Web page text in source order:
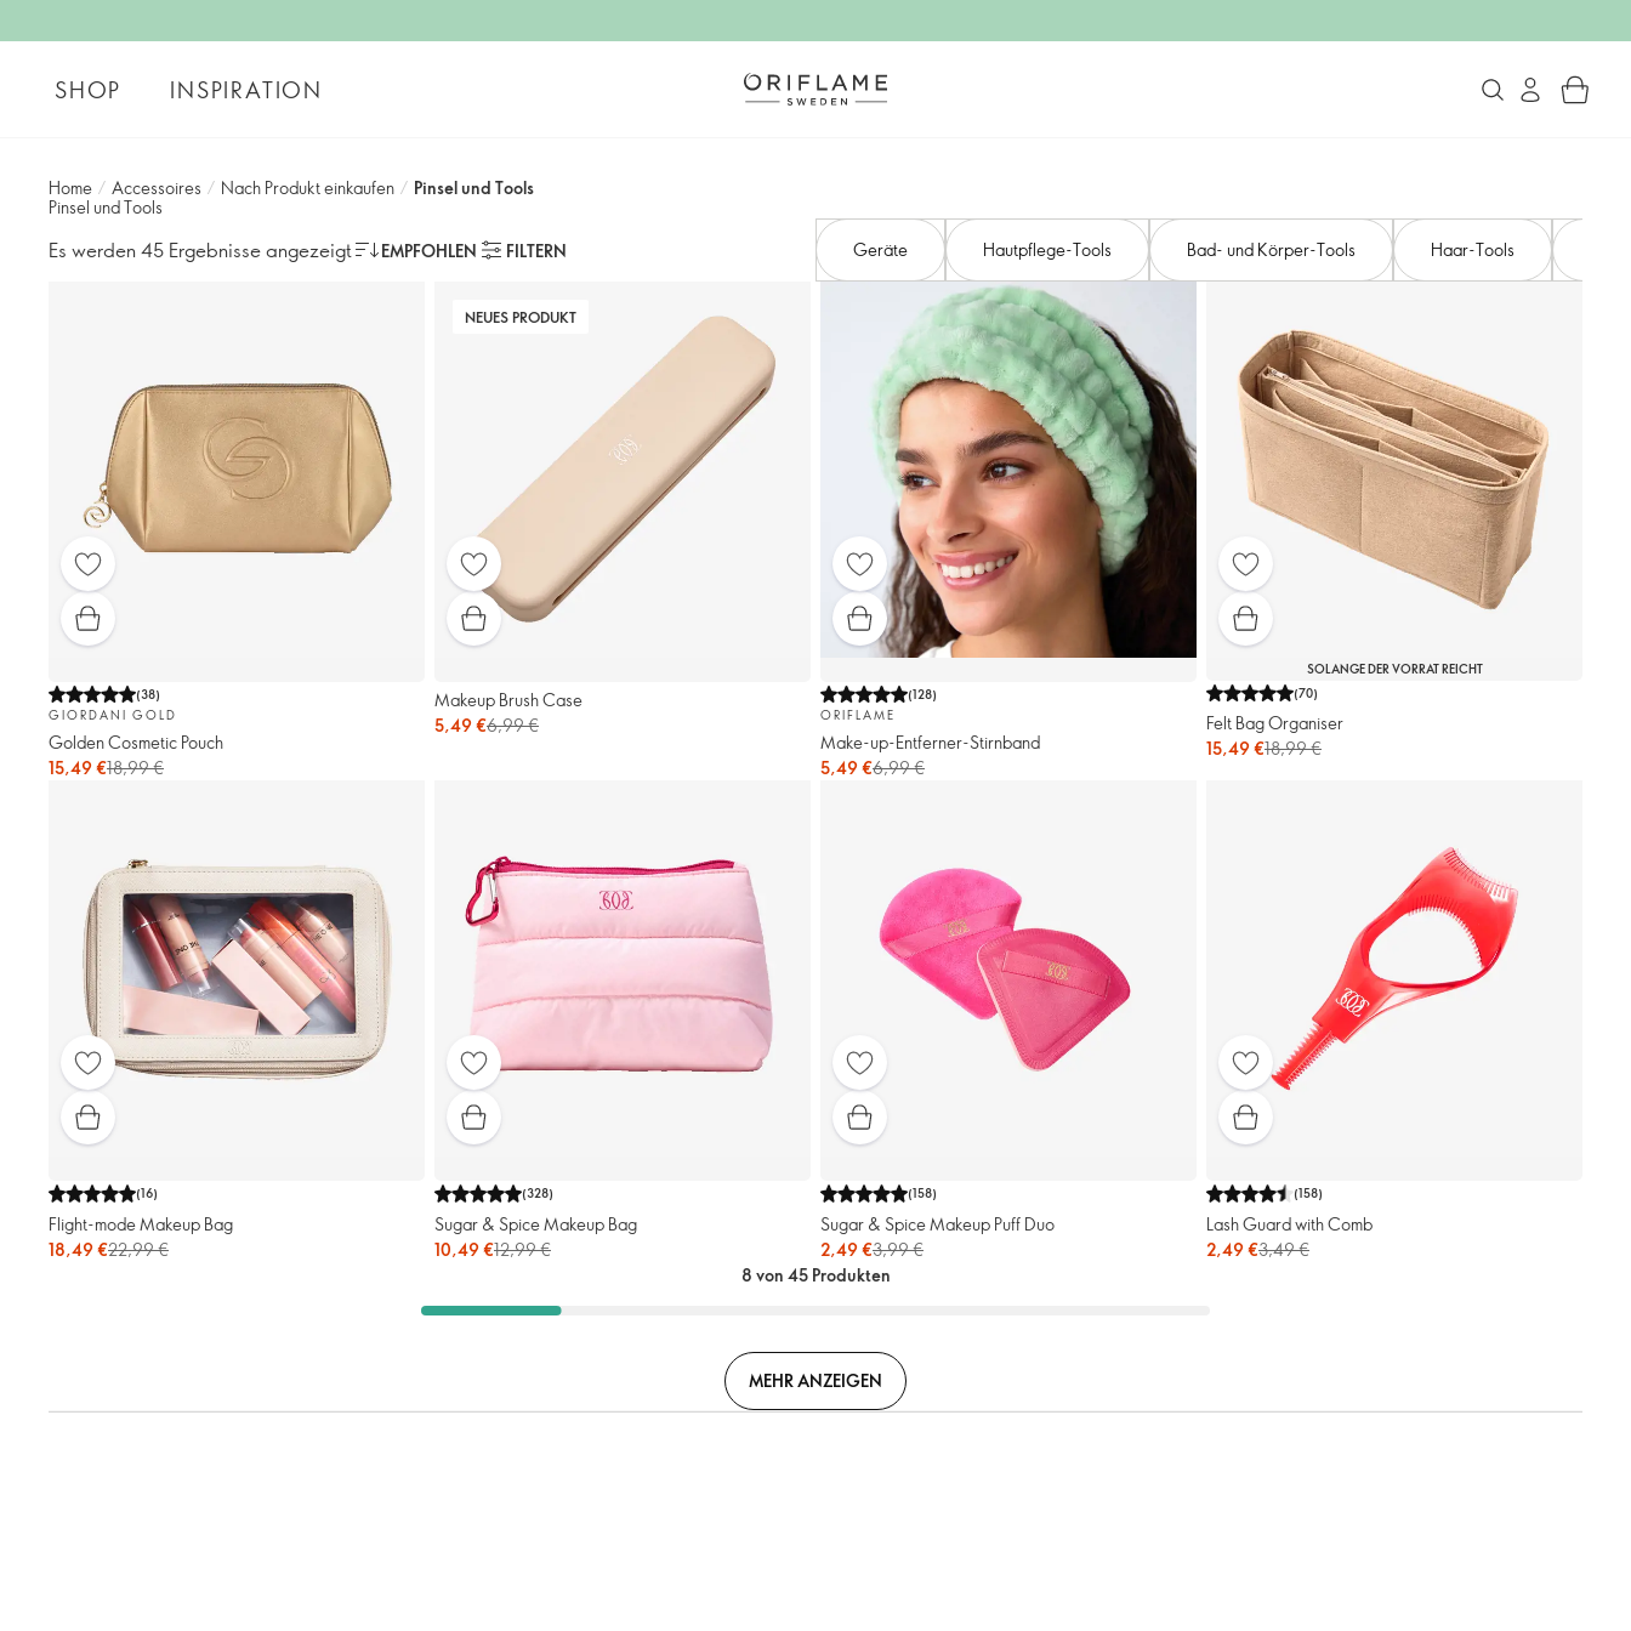
SHOP INSPIRATION
Home / Accessoires / Nach Produkt einkaufen / Pinsel und Tools
Pinsel und Tools
Es werden 45 Ergebnisse angezeigt EMPFOHLEN FILTERN Geräte Hautpflege-Tools Bad- und Körper-Tools Haar-Tools
(38)
GIORDANI GOLD
Golden Cosmetic Pouch
15,49 €18,99 €
NEUES PRODUKT
Makeup Brush Case
5,49 €6,99 €
(128)
ORIFLAME
Make-up-Entferner-Stirnband
5,49 €6,99 €
SOLANGE DER VORRAT REICHT
(70)
Felt Bag Organiser
15,49 €18,99 €
(16)
Flight-mode Makeup Bag
18,49 €22,99 €
(328)
Sugar & Spice Makeup Bag
10,49 €12,99 €
(158)
Sugar & Spice Makeup Puff Duo
2,49 €3,99 €
(158)
Lash Guard with Comb
2,49 €3,49 €
8 von 45 Produkten
MEHR ANZEIGEN